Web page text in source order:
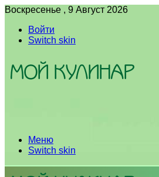
Воскресенье , 9 Август 2026
Войти
Switch skin
Меню
Switch skin